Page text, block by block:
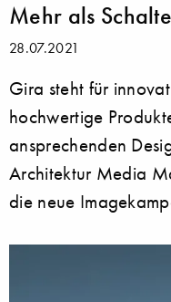
Mehr als
28.07.2021
Gira steht für
hochwertige
ansprechenden
Architektur Media
die neue